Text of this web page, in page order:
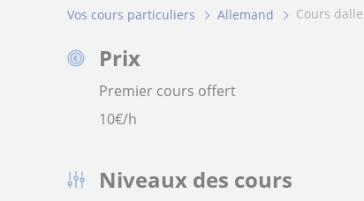
Vos cours particuliers Allemand cours
Prix
Premier cours offert
10€/h
Niveaux des cours